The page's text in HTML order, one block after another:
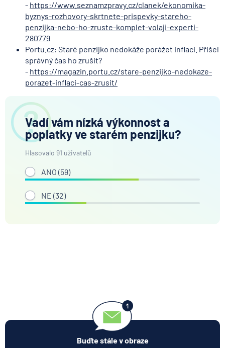
- https://www.seznamzpravy.cz/clanek/ekonomika-
byznys-rozhovory-skrtnete-prispevky-stareho-
penzijka-nebo-ho-zruste-komplet-volaji-experti-
280779
Portu.cz: Staré penzijko nedokáže porážet inflaci. Přišel
správný čas ho zrušit?
- https://magazin.portu.cz/stare-penzijko-nedokaze-
porazet-inflaci-cas-zrusit/
Vadí vám nízká výkonnost a
poplatky ve starém penzijku?
Hlasovalo 91 uživatelů
ANO (59)
NE (32)
Buďte stále v obraze